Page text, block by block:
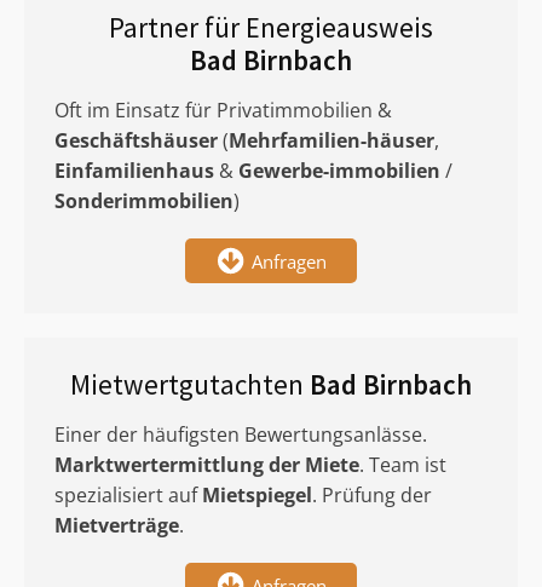
Partner für Energieausweis
Bad Birnbach
Oft im Einsatz für Privatimmobilien &
Geschäftshäuser(Mehrfamilien-häuser,
Einfamilienhaus & Gewerbe-immobilien /
Sonderimmobilien)
Anfragen
Mietwertgutachten Bad Birnbach
Einer der häufigsten Bewertungsanlässe.
Marktwertermittlungder Miete. Team ist
spezialisiert aufMietspiegel. Prüfung der
Mietverträge.